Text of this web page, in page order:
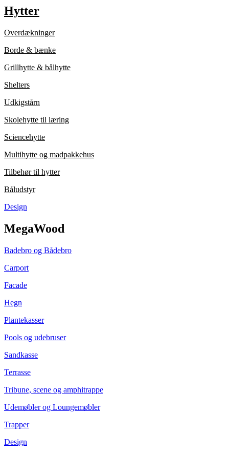
Hytter
Overdækninger
Borde & bænke
Grillhytte & bålhytte
Shelters
Udkigstårn
Skolehytte til læring
Sciencehytte
Multihytte og madpakkehus
Tilbehør til hytter
Båludstyr
Design
MegaWood
Badebro og Bådebro
Carport
Facade
Hegn
Plantekasser
Pools og udebruser
Sandkasse
Terrasse
Tribune, scene og amphitrappe
Udemøbler og Loungemøbler
Trapper
Design